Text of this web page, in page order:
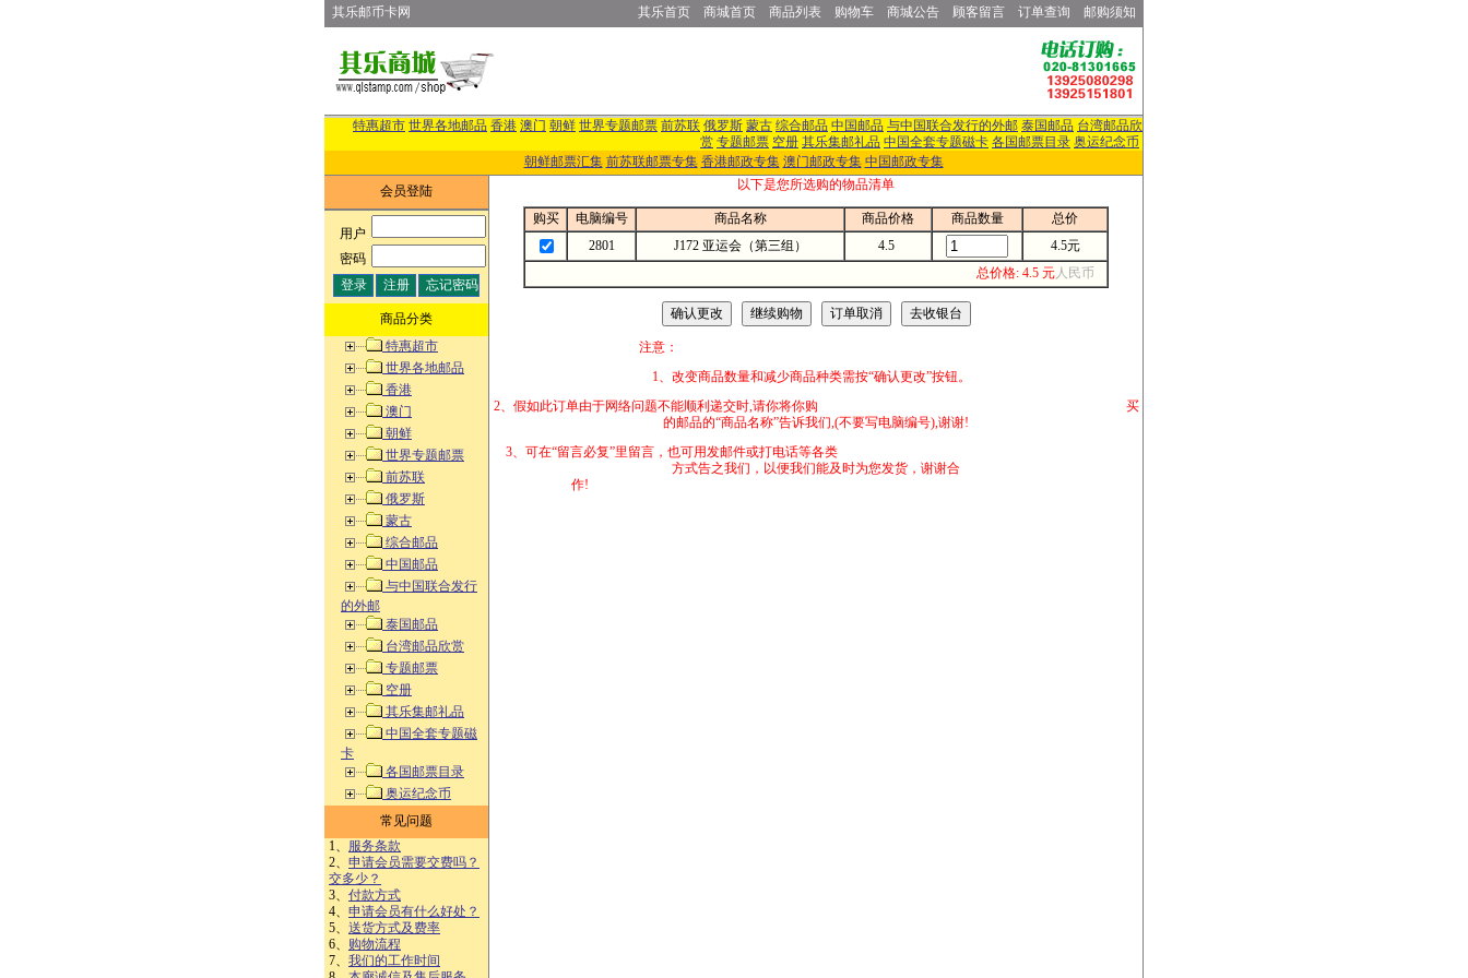
其乐邮币卡网 其乐首页 商城首页 商品列表 购物车 商城公告 顾客留言 订单查询 邮购须知
特惠超市 世界各地邮品 香港 澳门 朝鲜 世界专题邮票 前苏联 俄罗斯 蒙古 综合邮品 中国邮品 与中国联合发行的外邮 泰国邮品 台湾邮品欣
赏 专题邮票 空册 其乐集邮礼品 中国全套专题磁卡 各国邮票目录 奥运纪念币
朝鲜邮票汇集 前苏联邮票专集 香港邮政专集 澳门邮政专集 中国邮政专集
会员登陆
用户:
密码:
商品分类
特惠超市
世界各地邮品
香港
澳门
朝鲜
世界专题邮票
前苏联
俄罗斯
蒙古
综合邮品
中国邮品
与中国联合发行
的外邮
泰国邮品
台湾邮品欣赏
专题邮票
空册
其乐集邮礼品
中国全套专题磁
卡
各国邮票目录
奥运纪念币
常见问题
1、 服务条款
2、 申请会员需要交费吗？
交多少？
3、 付款方式
4、 申请会员有什么好处？
5、 送货方式及费率
6、 购物流程
7、 我们的工作时间
以下是您所选购的物品清单
购买 电脑编号 商品名称 商品价格 商品数量
总价
2801
J172 亚运会（第三组） 4.5
4.5元
总价格: 4.5 元人民币
注意：
1、改变商品数量和减少商品种类需按“确认更改”按钮。
2、假如此订单由于网络问题不能顺利递交时,请你将你购 买
的邮品的“商品名称”告诉我们,(不要写电脑编号),谢谢!
3、可在“留言必复”里留言，也可用发邮件或打电话等各类
方式告之我们，以便我们能及时为您发货，谢谢合
作!